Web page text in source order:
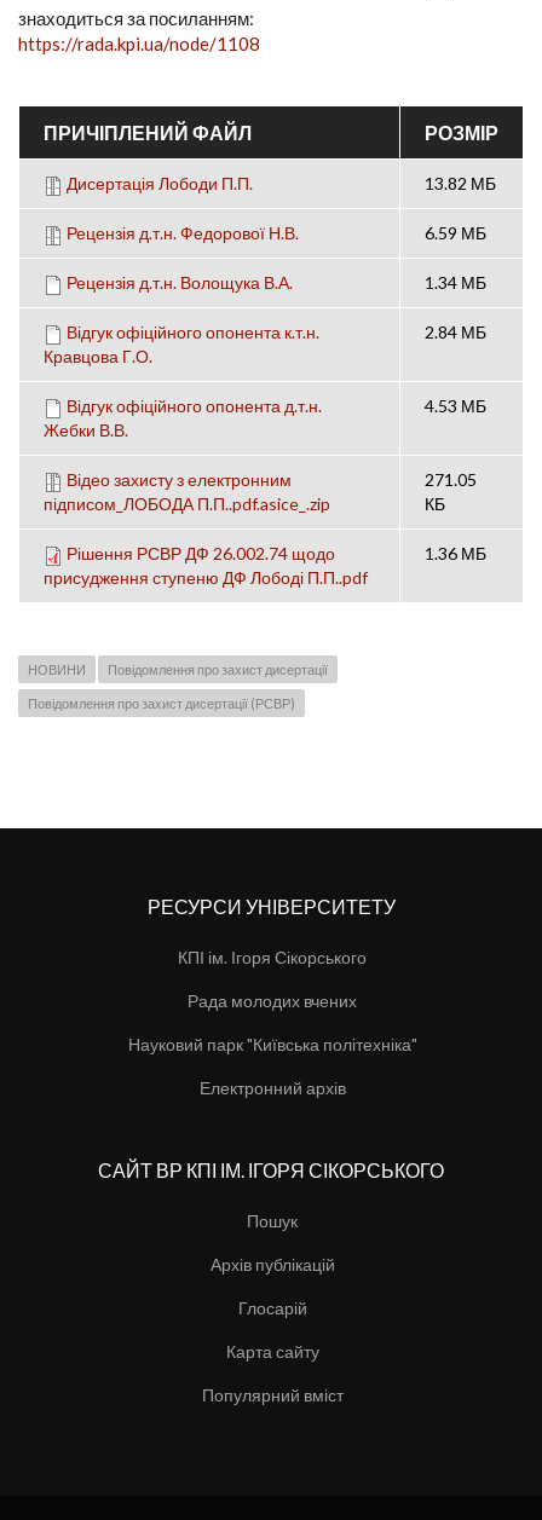
знаходиться за посиланням:
https://rada.kpi.ua/node/1108
ПРИЧІПЛЕНИЙ ФАЙЛ РОЗМІР
Дисертація Лободи П.П. 13.82 МБ
Рецензія д.т.н. Федорової Н.В. 6.59 МБ
Рецензія д.т.н. Волощука В.А. 1.34 МБ
Відгук офіційного опонента к.т.н.
Кравцова Г.О.
2.84 МБ
Відгук офіційного опонента д.т.н.
Жебки В.В.
4.53 МБ
Відео захисту з електронним
підписом_ЛОБОДА П.П..pdf.asice_.zip
271.05
КБ
Рішення РСВР ДФ 26.002.74 щодо
присудження ступеню ДФ Лободі П.П..pdf
1.36 МБ
НОВИНИ Повідомлення про захист дисертації
Повідомлення про захист дисертації (РСВР)
РЕСУРСИ УНІВЕРСИТЕТУ
КПІ ім. Ігоря Сікорського
Рада молодих вчених
Науковий парк "Київська політехніка"
Електронний архів
САЙТ ВР КПІ ІМ. ІГОРЯ СІКОРСЬКОГО
Пошук
Архів публікацій
Глосарій
Карта сайту
Популярний вміст